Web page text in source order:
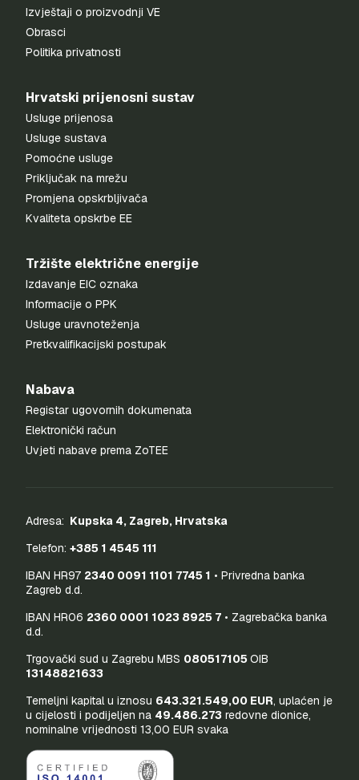
Izvještaji o proizvodnji VE
Obrasci
Politika privatnosti
Hrvatski prijenosni sustav
Usluge prijenosa
Usluge sustava
Pomoćne usluge
Priključak na mrežu
Promjena opskrbljivača
Kvaliteta opskrbe EE
Tržište električne energije
Izdavanje EIC oznaka
Informacije o PPK
Usluge uravnoteženja
Pretkvalifikacijski postupak
Nabava
Registar ugovornih dokumenata
Elektronički račun
Uvjeti nabave prema ZoTEE
Adresa: Kupska 4, Zagreb, Hrvatska
Telefon: +385 1 4545 111
IBAN HR97 2340 0091 1101 7745 1 • Privredna banka
Zagreb d.d.
IBAN HR06 2360 0001 1023 8925 7 • Zagrebačka banka
d.d.
Trgovački sud u Zagrebu MBS 080517105OIB
13148821633
Temeljni kapital u iznosu 643.321.549,00 EUR, uplaćen je
u cijelosti i podijeljen na 49.486.273 redovne dionice,
nominalne vrijednosti 13,00 EUR svaka